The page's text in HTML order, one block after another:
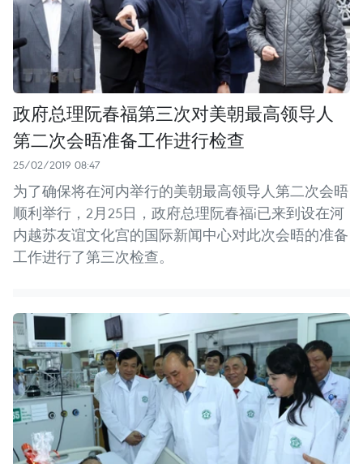
政府总理阮春福第三次对美朝最高领导人
第二次会晤准备工作进行检查
25/02/2019 08:47
为了确保将在河内举行的美朝最高领导人第二次会晤
顺利举行，2月25日，政府总理阮春福i已来到设在河
内越苏友谊文化宫的国际新闻中心对此次会晤的准备
工作进行了第三次检查。